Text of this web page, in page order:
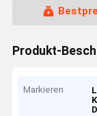
Produkt-
Markieren